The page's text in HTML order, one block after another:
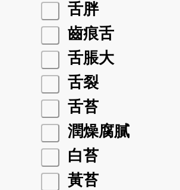
舌胖
齒痕舌
舌脹大
舌裂
舌苔
潤燥腐膩
白苔
黃苔